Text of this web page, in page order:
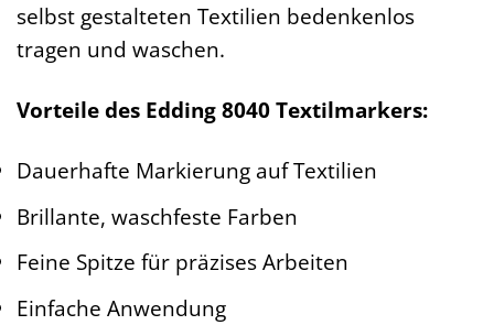
selbst gestalteten Textilien bedenkenlos
tragen und waschen.
Vorteile des Edding 8040 Textilmarkers:
Dauerhafte Markierung auf Textilien
Brillante, waschfeste Farben
Feine Spitze für präzises Arbeiten
Einfache Anwendung